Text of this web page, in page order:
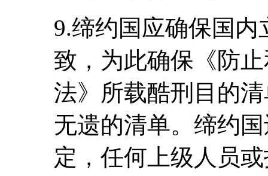
9.缔约国应确保国
致，为此确保《防
法》所载酷刑目的
无遗的清单。缔约
定，任何上级人员